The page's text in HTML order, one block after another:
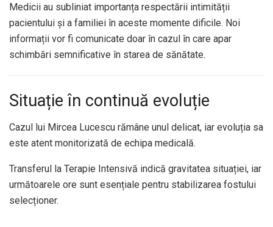
Medicii au subliniat importanța respectării intimității
pacientului și a familiei în aceste momente dificile. Noi
informații vor fi comunicate doar în cazul în care apar
schimbări semnificative în starea de sănătate.
Situație în continuă evoluție
Cazul lui Mircea Lucescu rămâne unul delicat, iar evoluția sa
este atent monitorizată de echipa medicală.
Transferul la Terapie Intensivă indică gravitatea situației, iar
următoarele ore sunt esențiale pentru stabilizarea fostului
selecționer.